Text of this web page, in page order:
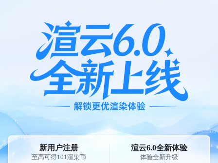
新用户注册
至高可得101渲染币
渲云6.0全新体验
体验全新升级